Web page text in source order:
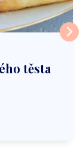
těsta